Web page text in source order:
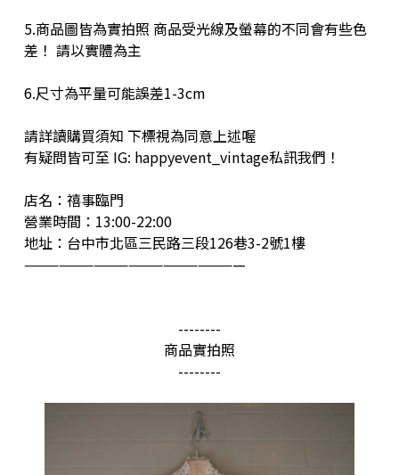
5.商品圖皆為實拍照 商品受光線及螢幕的不同會有些色
差！ 請以實體為主
6.尺寸為平量可能誤差1-3cm
請詳讀購買須知 下標視為同意上述喔
有疑問皆可至 IG: happyevent_vintage私訊我們！
店名：禧事臨門
營業時間：13:00-22:00
地址：台中市北區三民路三段126巷3-2號1樓
———————————————————
--------
商品實拍照
--------